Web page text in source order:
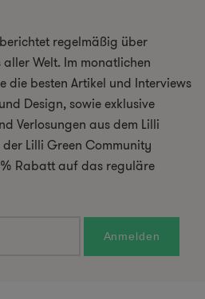
regelmäßig über
Welt. Im monatlichen
die besten Artikel und Interviews
Design, sowie exklusive
Verlosungen aus dem Lilli
Lilli Green Community
Rabatt auf das reguläre